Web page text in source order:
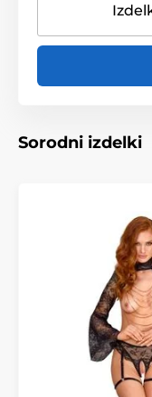
Sorodni izdelki